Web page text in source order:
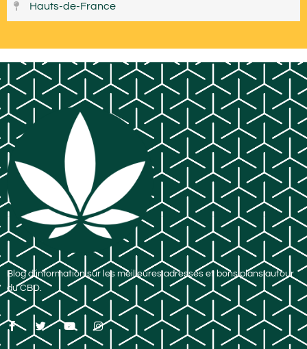
Hauts-de-France
Blog d’information sur les meilleures adresses et bons plans autour
du CBD.